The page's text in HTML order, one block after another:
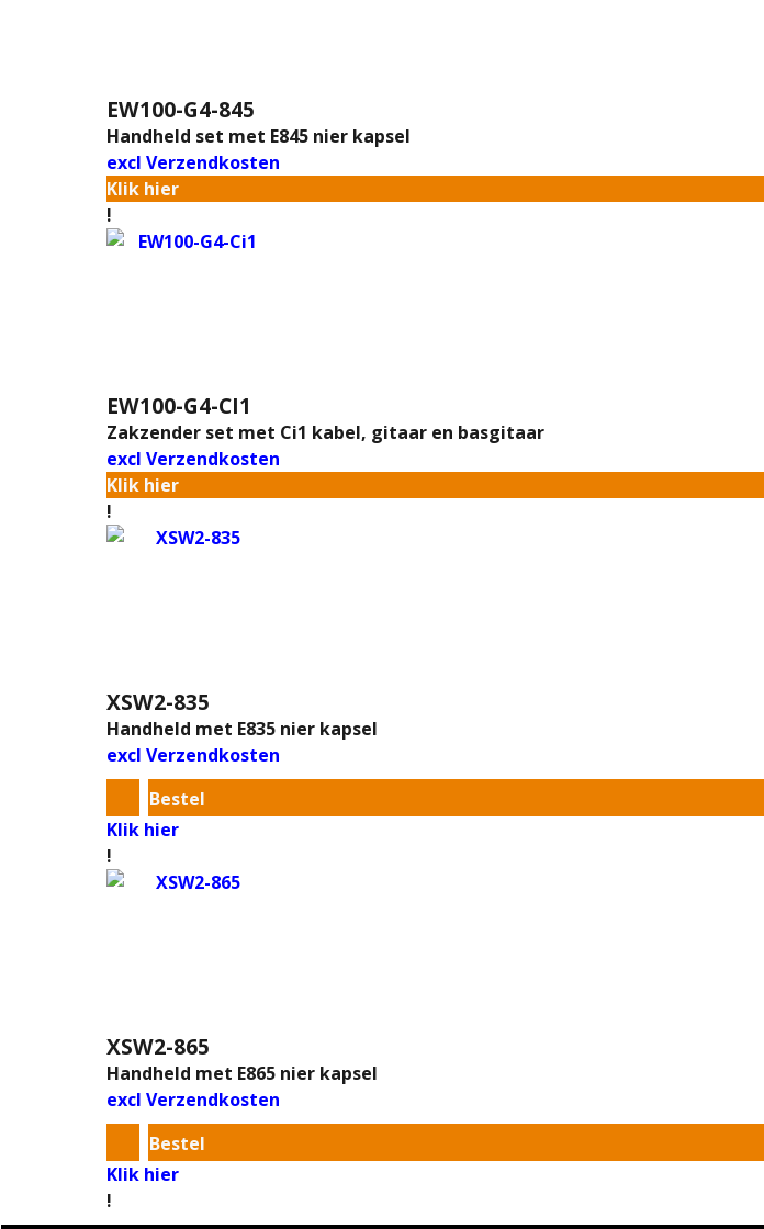
EW100-G4-845
Handheld set met E845 nier kapsel
excl Verzendkosten
Klik hier
!
EW100-G4-CI1
Zakzender set met Ci1 kabel, gitaar en basgitaar
excl Verzendkosten
Klik hier
!
XSW2-835
Handheld met E835 nier kapsel
excl Verzendkosten
Bestel
Klik hier
!
XSW2-865
Handheld met E865 nier kapsel
excl Verzendkosten
Bestel
Klik hier
!